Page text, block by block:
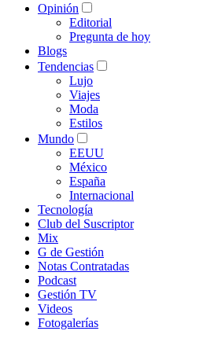
Opinión
Editorial
Pregunta de hoy
Blogs
Tendencias
Lujo
Viajes
Moda
Estilos
Mundo
EEUU
México
España
Internacional
Tecnología
Club del Suscriptor
Mix
G de Gestión
Notas Contratadas
Podcast
Gestión TV
Videos
Fotogalerías